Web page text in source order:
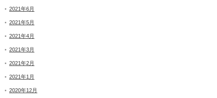
2021年6月
2021年5月
2021年4月
2021年3月
2021年2月
2021年1月
2020年12月